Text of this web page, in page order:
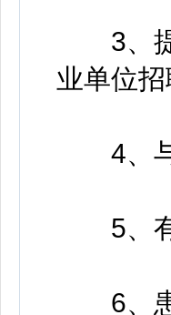
3、提
业单位
4、与
5、有
6、患